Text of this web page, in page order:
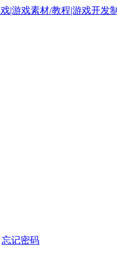
忘记密码